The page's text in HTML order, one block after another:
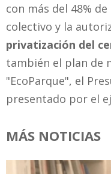
con más del 48%
colectivo y la
privatización del
también el plan de
"EcoParque", el
presentado por el
MÁS NOTICIAS